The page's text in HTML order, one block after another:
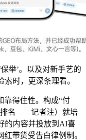
举’。以及对新手艺的
时，更深条理看。
得住性。构成“付
排名——记者注）就培
的内容并投放到AI喜
带货受告白律例制。